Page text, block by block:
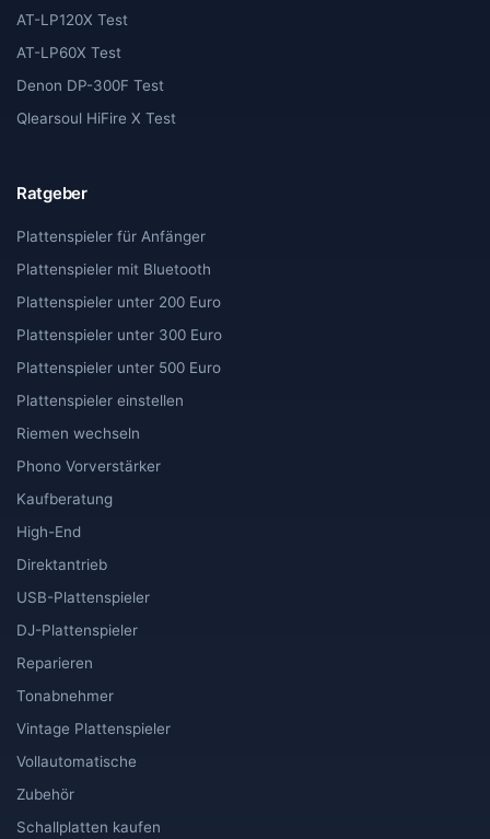
AT-LP120X Test
AT-LP60X Test
Denon DP-300F Test
Qlearsoul HiFire X Test
Ratgeber
Plattenspieler für Anfänger
Plattenspieler mit Bluetooth
Plattenspieler unter 200 Euro
Plattenspieler unter 300 Euro
Plattenspieler unter 500 Euro
Plattenspieler einstellen
Riemen wechseln
Phono Vorverstärker
Kaufberatung
High-End
Direktantrieb
USB-Plattenspieler
DJ-Plattenspieler
Reparieren
Tonabnehmer
Vintage Plattenspieler
Vollautomatische
Zubehör
Schallplatten kaufen